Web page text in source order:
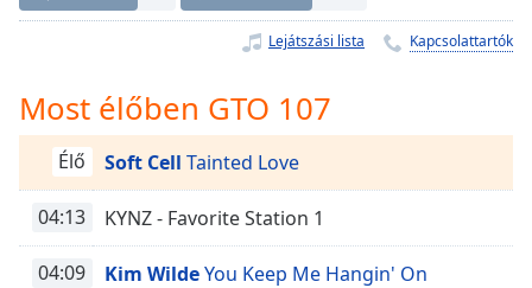
Chapters
Chapters
Descriptions
descriptions
Lejátszási lista Kapcsolattartók
Most élőben GTO 107
Élő Soft Cell Tainted Love
04:13 KYNZ - Favorite Station 1
04:09 Kim WildeYou Keep Me Hangin' On